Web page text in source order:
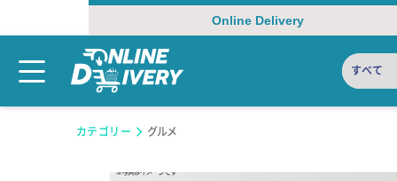
Online Delivery
すべて
カテゴリー グルメ